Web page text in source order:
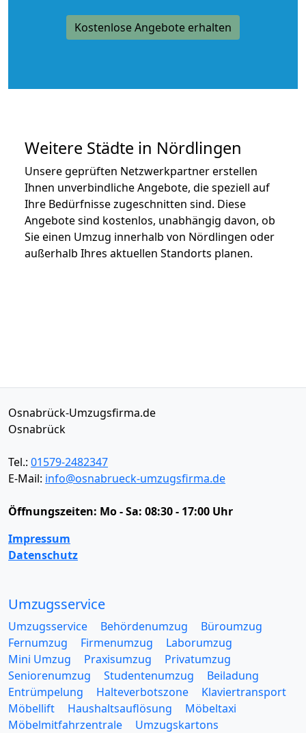
Kostenlose Angebote erhalten
Weitere Städte in Nördlingen
Unsere geprüften Netzwerkpartner erstellen
Ihnen unverbindliche Angebote, die speziell auf
Ihre Bedürfnisse zugeschnitten sind. Diese
Angebote sind kostenlos, unabhängig davon, ob
Sie einen Umzug innerhalb von Nördlingen oder
außerhalb Ihres aktuellen Standorts planen.
Osnabrück-Umzugsfirma.de
Osnabrück
Tel.: 01579-2482347
E-Mail: info@osnabrueck-umzugsfirma.de
Öffnungszeiten: Mo - Sa: 08:30 - 17:00 Uhr
Impressum
Datenschutz
Umzugsservice
Umzugsservice Behördenumzug
Büroumzug
Fernumzug
Firmenumzug
Laborumzug
Mini Umzug
Praxisumzug
Privatumzug
Seniorenumzug
Studentenumzug
Beiladung
Entrümpelung
Halteverbotszone
Klaviertransport
Möbellift
Haushaltsauflösung
Möbeltaxi
Möbelmitfahrzentrale
Umzugskartons